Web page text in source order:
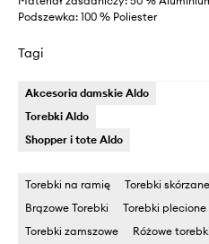
Podszewka: 100 % Poliester
Tagi
Akcesoria damskie Aldo
Torebki Aldo
Shopper i tote Aldo
Torebki na ramię Torebki skórzane
Brązowe Torebki
Torebki plecione
Torebki zamszowe
Różowe torebki